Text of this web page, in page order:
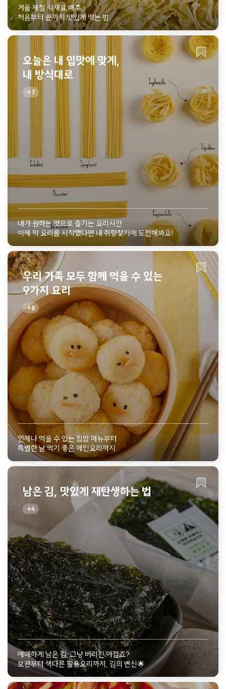
겨울 제철 식재료 배추,
처음부터 끝까지 맛있게 먹는 법
오늘은 내 입맛에 맞게,
내 방식대로
7
내가 원하는 맛으로 즐기는 요리시간
이제 막 요리를 시작했다면 내 취향찾기에 도전해봐요!
우리 가족 모두 함께 먹을 수 있는
9가지 요리
8
언제나 먹을 수 있는 집밥 메뉴부터
특별한 날 먹기 좋은 메인요리까지
남은 김, 맛있게 재탄생하는 법
4
애매하게 남은 김, 그냥 버리긴 아깝죠?
보관부터 색다른 활용요리까지, 김의 변신🌟